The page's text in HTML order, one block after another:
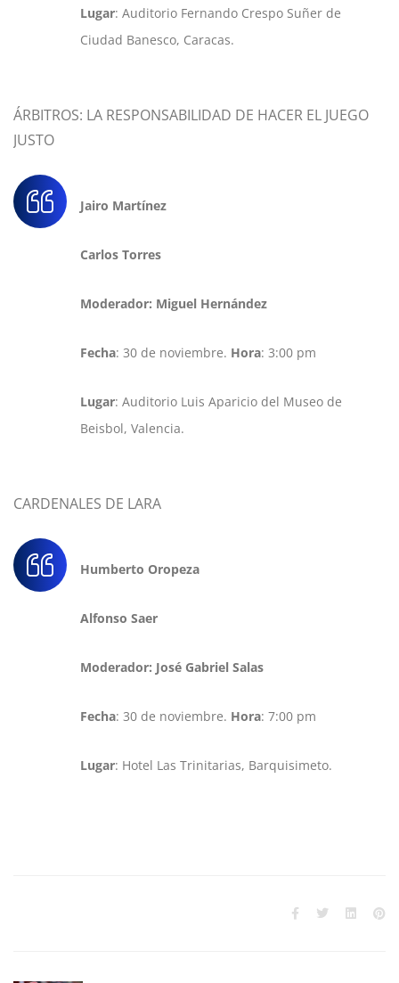
Lugar: Auditorio Fernando Crespo Suñer de
Ciudad Banesco, Caracas.
ÁRBITROS: LA RESPONSABILIDAD DE HACER EL JUEGO
JUSTO
Jairo Martínez
Carlos Torres
Moderador: Miguel Hernández
Fecha: 30 de noviembre. Hora: 3:00 pm
Lugar: Auditorio Luis Aparicio del Museo de
Beisbol, Valencia.
CARDENALES DE LARA
Humberto Oropeza
Alfonso Saer
Moderador: José Gabriel Salas
Fecha: 30 de noviembre. Hora: 7:00 pm
Lugar: Hotel Las Trinitarias, Barquisimeto.